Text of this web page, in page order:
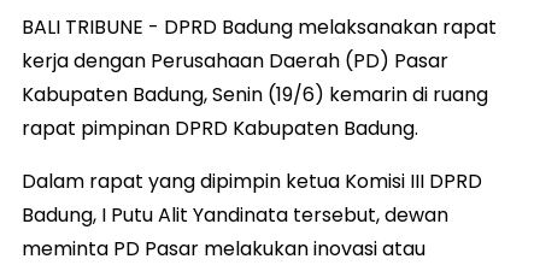
BALI TRIBUNE - DPRD Badung melaksanakan rapat
kerja dengan Perusahaan Daerah (PD) Pasar
Kabupaten Badung, Senin (19/6) kemarin di ruang
rapat pimpinan DPRD Kabupaten Badung.
Dalam rapat yang dipimpin ketua Komisi III DPRD
Badung, I Putu Alit Yandinata tersebut, dewan
meminta PD Pasar melakukan inovasi atau